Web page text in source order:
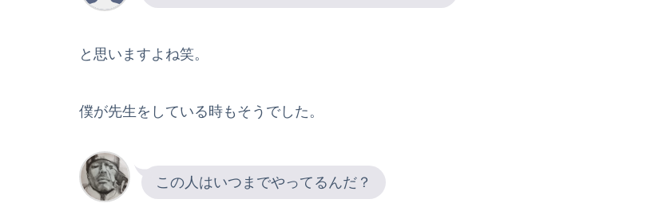
と思いますよね笑。
僕が先生をしている時もそうでした。
この人はいつまでやってるんだ？